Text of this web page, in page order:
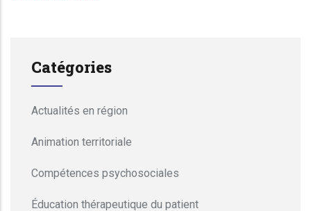
Catégories
Actualités en région
Animation territoriale
Compétences psychosociales
Éducation thérapeutique du patient